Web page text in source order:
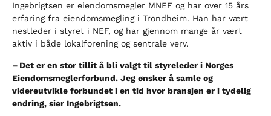
Ingebrigtsen er eiendomsmegler MNEF og har over 15 års
erfaring fra eiendomsmegling i Trondheim. Han har vært
nestleder i styret i NEF, og har gjennom mange år vært
aktiv i både lokalforening og sentrale verv.
– Det er en stor tillit å bli valgt til styreleder i Norges
Eiendomsmeglerforbund. Jeg ønsker å samle og
videreutvikle forbundet i en tid hvor bransjen er i tydelig
endring, sier Ingebrigtsen.